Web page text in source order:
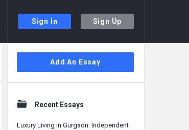
Sign In Sign Up
Sidebar
Add An Essay
Recent Essays
Luxury Living in Gurgaon: Independent